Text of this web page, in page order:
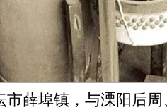
薛埠镇，与溧阳后周